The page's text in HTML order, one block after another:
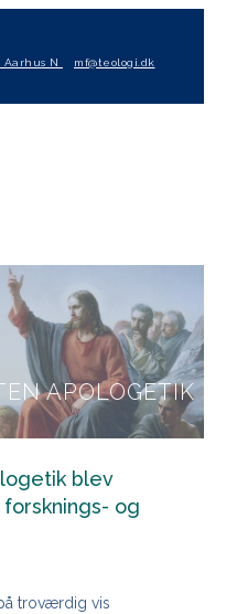
Aarhus N
mf@teologi.dk
APOLOGETIK
blev
og
troværdig vis